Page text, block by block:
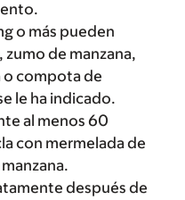
o más pueden
zumo de manzana,
o compota de
le ha indicado.
al menos 60
con mermelada de
después de